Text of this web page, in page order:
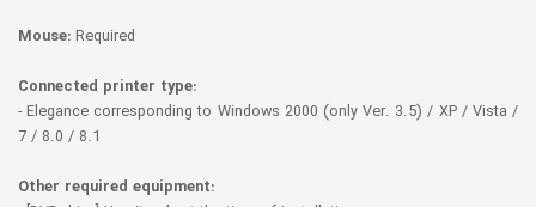
Mouse: Required
Connected printer type:
- Elegance corresponding to Windows 2000 (only Ver. 3.5) / XP / Vista /
7 / 8.0 / 8.1
Other required equipment: